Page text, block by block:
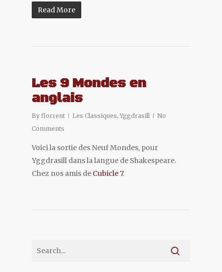
Read More
Les 9 Mondes en
anglais
By florrent Les Classiques,Yggdrasill
No
Comments
Voici la sortie des Neuf Mondes, pour
Yggdrasill dans la langue de Shakespeare.
Chez nos amis de Cubicle 7.